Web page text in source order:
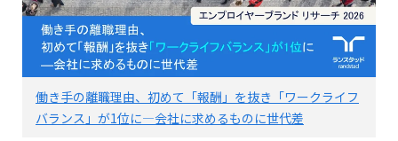
働き手の離職理由、初めて「報酬」を抜き「ワークライフ
バランス」が1位に―会社に求めるものに世代差